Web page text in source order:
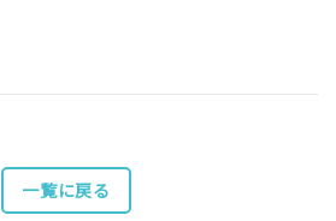
一覧に戻る